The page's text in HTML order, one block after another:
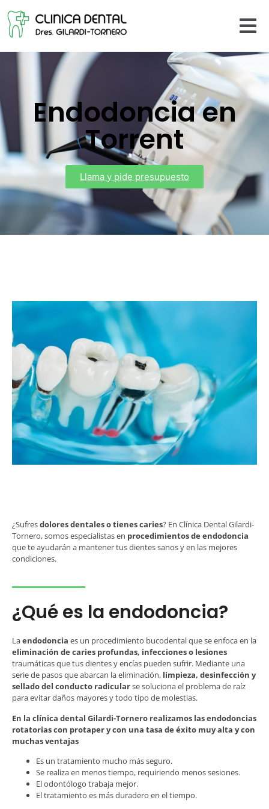
Endodoncia en
Torrent
Llama y pide presupuesto
¿Sufresdolores dentales o tienes caries? En Clínica Dental Gilardi-
Tornero, somos especialistas en procedimientos de endodoncia
que te ayudarán a mantener tus dientes sanos y en las mejores
condiciones.
¿Qué es la endodoncia?
Laendodoncia es un procedimiento bucodental que se enfoca en la
eliminación de caries profundas, infecciones o lesiones
traumáticas que tus dientes y encías pueden sufrir. Mediante una
serie de pasos que abarcan la eliminación, limpieza, desinfección y
sellado del conducto radicularse soluciona el problema de raíz
para evitar daños mayores y todo tipo de molestias.
En la clínica dental Gilardi-Tornero realizamos las endodoncias
rotatorias con protaper y con una tasa de éxito muy alta y con
muchas ventajas
Es un tratamiento mucho más seguro.
Se realiza en menos tiempo, requiriendo menos sesiones.
El odontólogo trabaja mejor.
El tratamiento es más duradero en el tiempo.